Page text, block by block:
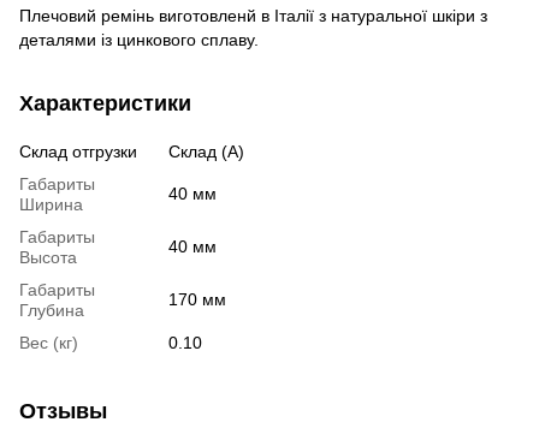
Плечовий ремінь виготовленй в Італії з натуральної шкіри з
деталями із цинкового сплаву.
Характеристики
Склад отгрузки
Склад (А)
Габариты
Ширина
40 мм
Габариты
Высота
40 мм
Габариты
Глубина
170 мм
Вес (кг) 0.10
Отзывы